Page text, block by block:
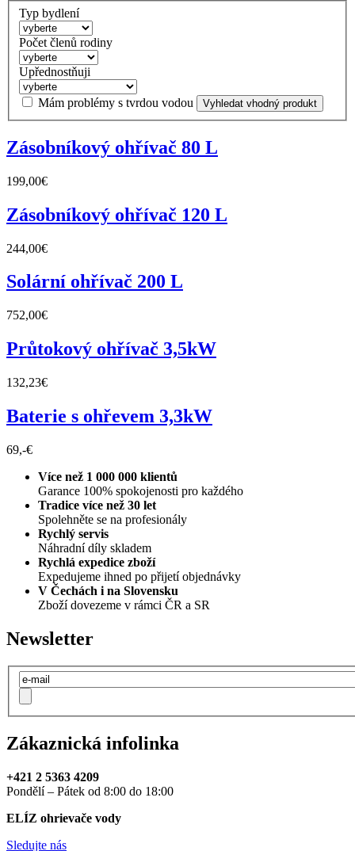
Typ bydlení
Počet členů rodiny
Upřednostňuji
Mám problémy s tvrdou vodou
Zásobníkový ohřívač 80 L
199,00€
Zásobníkový ohřívač 120 L
244,00€
Solární ohřívač 200 L
752,00€
Průtokový ohřívač 3,5kW
132,23€
Baterie s ohřevem 3,3kW
69,-€
Více než 1 000 000 klientů
Garance 100% spokojenosti pro každého
Tradice více než 30 let
Spolehněte se na profesionály
Rychlý servis
Náhradní díly skladem
Rychlá expedice zboží
Expedujeme ihned po přijetí objednávky
V Čechách i na Slovensku
Zboží dovezeme v rámci ČR a SR
Newsletter
Zákaznická infolinka
+421 2 5363 4209
Pondělí – Pátek od 8:00 do 18:00
ELÍZ ohrievače vody
Sledujte nás